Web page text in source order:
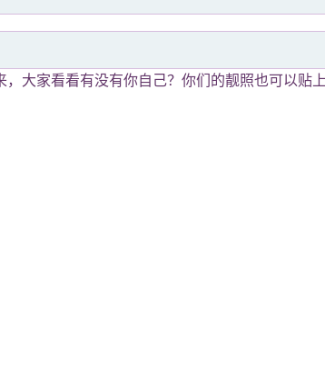
大家看看有没有你自己？你们的靓照也可以贴